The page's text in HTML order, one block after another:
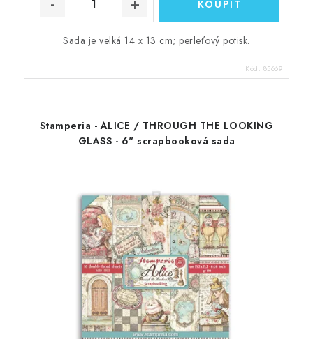
Sada je velká 14 x 13 cm; perleťový potisk.
Kód: 85669
Stamperia - ALICE / THROUGH THE LOOKING
GLASS - 6" scrapbooková sada